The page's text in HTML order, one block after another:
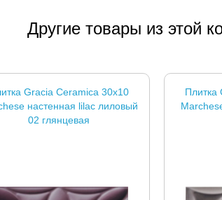
Другие товары из этой
Gracia Ceramica 30x10
настенная lilac лиловый
02 глянцевая
Плитка